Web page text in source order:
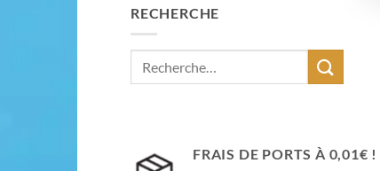
RECHERCHE
FRAIS DE PORTS À 0,01€ !